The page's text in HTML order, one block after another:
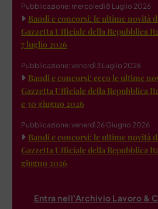
Pubblicazione: mercoledì 8 Luglio 2026
Bandi e concorsi: le ultime novità
Gazzetta Ufficiale della Repubblica
7 luglio 2026
Pubblicazione: venerdì 3 Luglio 2026
Bandi e concorsi: ecco le ultime
Gazzetta Ufficiale della Repubblica
e 30 giugno 2026
Pubblicazione: venerdì 26 Giugno 2026
Bandi e concorsi: le ultime novità
Gazzetta Ufficiale della Repubblica
giugno 2026
Entra nell'Archivio Lavoro &